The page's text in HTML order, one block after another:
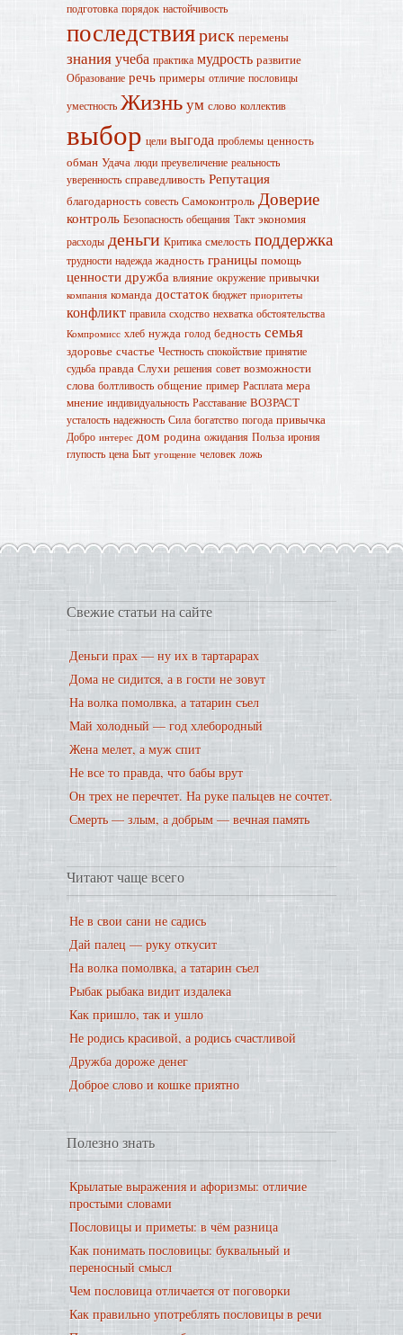
подготовка порядок настойчивость
последствияриск перемены
знанияучеба практика мудрость развитие
Образование речь примеры отличие пословицы
уместность Жизньум слово коллектив
выбор цели выгода проблемы ценность
обман Удача люди преувеличение реальность
уверенность справедливость Репутация
благодарность совесть Самоконтроль Доверие
контроль Безопасность обещания Такт экономия
расходы деньги Критика смелость поддержка
трудности надежда жадность границы помощь
ценности дружба влияние окружение привычки
компания команда достаток бюджет приоритеты
конфликт правила сходство нехватка обстоятельства
Компромисс хлеб нужда голод бедность семья
здоровье счастье Честность спокойствие принятие
судьба правда Слухи решения совет возможности
слова болтливость общение пример Расплата мера
мнение индивидуальность Расставание ВОЗРАСТ
усталость надежность Сила богатство погода привычка
Добро интерес дом родина ожидания Польза ирония
глупость цена Быт угощение человек ложь
Свежие статьи на сайте
Деньги прах — ну их в тартарарах
Дома не сидится, а в гости не зовут
На волка помолвка, а татарин съел
Май холодный — год хлебородный
Жена мелет, а муж спит
Не все то правда, что бабы врут
Он трех не перечтет. На руке пальцев не сочтет.
Смерть — злым, а добрым — вечная память
Читают чаще всего
Не в свои сани не садись
Дай палец — руку откусит
На волка помолвка, а татарин съел
Рыбак рыбака видит издалека
Как пришло, так и ушло
Не родись красивой, а родись счастливой
Дружба дороже денег
Доброе слово и кошке приятно
Полезно знать
Крылатые выражения и афоризмы: отличие
простыми словами
Пословицы и приметы: в чём разница
Как понимать пословицы: буквальный и
переносный смысл
Чем пословица отличается от поговорки
Как правильно употреблять пословицы в речи